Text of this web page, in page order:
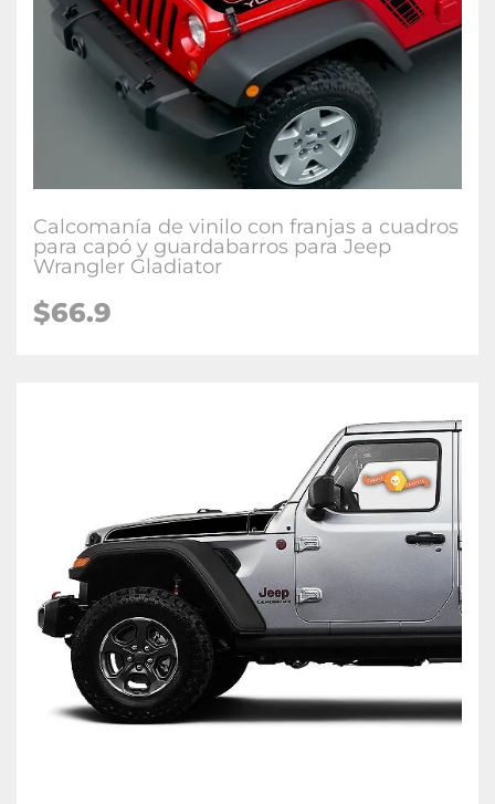
Calcomanía de vinilo con franjas a cuadros
para capó y guardabarros para Jeep
Wrangler Gladiator
$66.9